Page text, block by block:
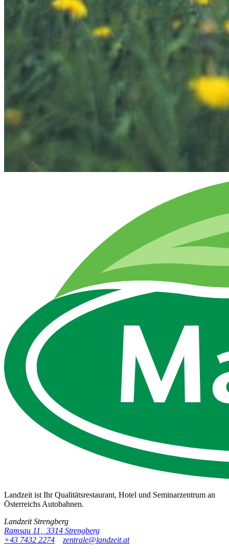
Landzeit ist Ihr Qualitätsrestaurant, Hotel und Seminarzentrum an
Österreichs Autobahnen.
LandzeitStrengberg
Ramsau 11, 3314 Strengberg
+43 7432 2274
zentrale@landzeit.at